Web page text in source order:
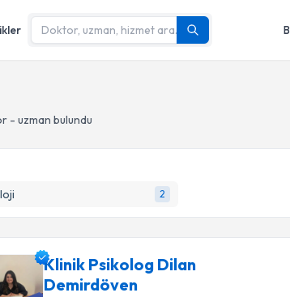
- uzman bulundu
2
Klinik Psikolog Dilan
Demirdöven